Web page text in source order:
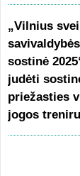
„Vilnius
sostinė
judėti
priežasties
jogos